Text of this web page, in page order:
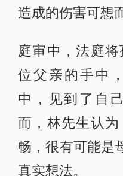
造成的伤害可想
庭审中，法庭
位父亲的手中
中，见到了自
而，林先生认
畅，很有可能是
真实想法。